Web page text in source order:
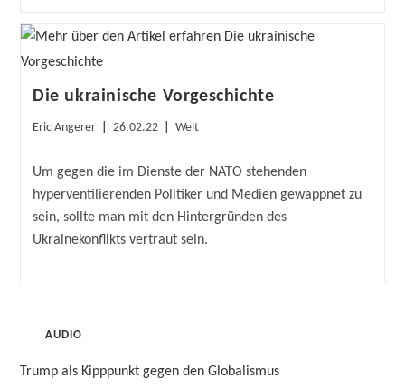
Die ukrainische Vorgeschichte
Beitrags-
Eric Angerer
Beitrag
26.02.22
Beitrags-
Welt
Um gegen die im Dienste der NATO stehenden
hyperventilierenden Politiker und Medien gewappnet zu
sein, sollte man mit den Hintergründen des
Ukrainekonflikts vertraut sein.
AUDIO
Trump als Kipppunkt gegen den Globalismus